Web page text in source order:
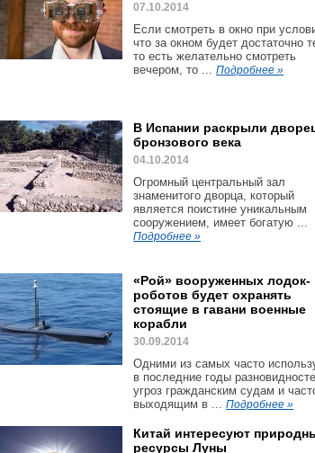
07.10.2014
Если смотреть в окно при
что за окном будет достаточно
то есть желательно смотреть
вечером, то ... Подробнее »
В Испании раскрыли
бронзового века
04.10.2014
Огромный центральный зал
знаменитого дворца, который
является поистине уникальным
сооружением, имеет богатую ...
Подробнее »
«Рой» вооруженных лодок-
роботов будет охранять
стоящие в гавани военные
корабли
30.09.2014
Одними из самых часто
в последние годы
угроз гражданским судам и
выходящим в ... Подробнее »
Китай интересуют
ресурсы Луны